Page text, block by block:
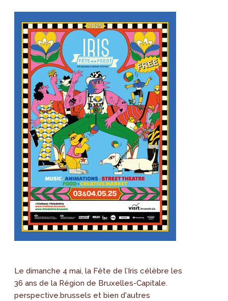
Le dimanche 4 mai, la Fête de l’Iris célèbre les
36 ans de la Région de Bruxelles-Capitale.
perspective.brussels et bien d'autres